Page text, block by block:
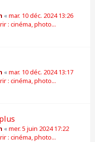
«mar. 10 déc. 2024 13:26
: cinéma, photo...
«mar. 10 déc. 2024 13:17
: cinéma, photo...
«mer. 5 juin 2024 17:22
: cinéma, photo...